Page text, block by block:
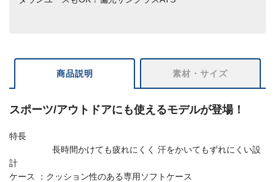
商品説明 素材・サイズ
スポーツ/アウトドアにも使えるモデルが登場！
特長
長時間かけても疲れにくく 汗をかいてもずれにくい設
計
ケース ：クッション性のある専用ソフトケース